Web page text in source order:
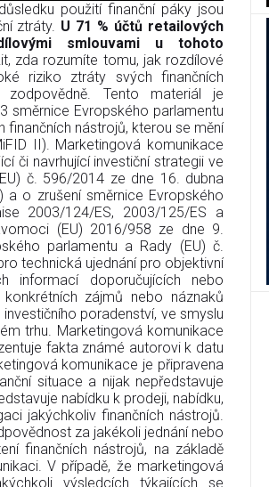
použití finanční páky jsou
ztráty. U 71 % účtů retailových
smlouvami u tohoto
zda rozumíte tomu, jak rozdílové
riziko ztráty svých finančních
Tento materiál je
směrnice Evropského parlamentu
finančních nástrojů, kterou se mění
II). Marketingová komunikace
či navrhující investiční strategii ve
č. 596/2014 ze dne 16. dubna
a o zrušení směrnice Evropského
2003/124/ES, 2003/125/ES a
(EU) 2016/958 ze dne 9.
parlamentu a Rady (EU) č.
technická ujednání pro objektivní
informací doporučujících nebo
zájmů nebo náznaků
poradenství, ve smyslu
trhu. Marketingová komunikace
fakta známé autorovi k datu
komunikace je připravena
situace a nijak nepředstavuje
nabídku k prodeji, nabídku,
jakýchkoliv finančních nástrojů.
za jakékoli jednání nebo
finančních nástrojů, na základě
V případě, že marketingová
výsledcích týkajících se